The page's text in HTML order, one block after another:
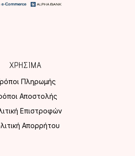
ΧΡΗΣΙΜΑ
Πληρωμής
Αποστολής
Επιστροφών
Απορρήτου